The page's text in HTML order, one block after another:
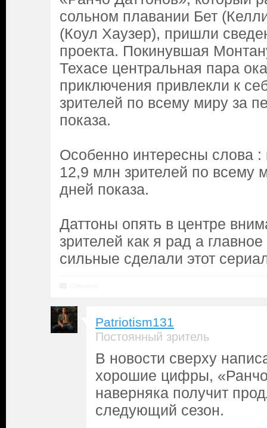
сольном плавании Бет
(Коул Хаузер), пришли
проекта. Покинувшая
Техасе центральная пара
приключения привлекли к
зрителей по всему миру за
показа.
Особенно интересны слова :
12,9 млн зрителей по всему
дней показа.
Даттоны опять в центре
зрителей как я рад а
сильные сделали этот
Patriotism131
Постоянный зритель
В новости сверху
хорошие цифры,
наверняка получит
следующий сезон.